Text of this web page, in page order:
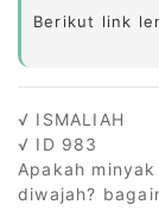
Berikut link
√ ISMALIAH
√ ID 983
Apakah
diwajah?